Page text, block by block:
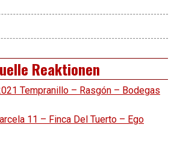
Reaktionen
Tempranillo – Rasgón – Bodegas
11 – Finca Del Tuerto – Ego